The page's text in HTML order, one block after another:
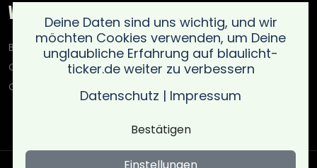
Weitere Portale
Blaulicht-Ticker.de
Oberlausitz.holiday
OnlinedatingKompass.de
Deine Daten sind uns wichtig, und wir
möchten Cookies verwenden, um Deine
unglaubliche Erfahrung auf blaulicht-
ticker.de weiter zu verbessern
Datenschutz | Impressum
Bestätigen